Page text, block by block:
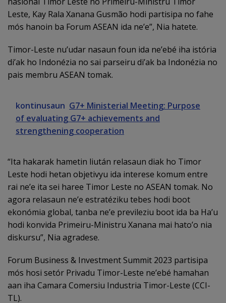
Leste, Kay Rala Xanana Gusmão hodi partisipa no fahe
mós hanoin ba Forum ASEAN ida ne’e”, Nia hatete.
Timor-Leste nu’udar nasaun foun ida ne’ebé iha istória
di’ak ho Indonézia no sai parseiru di’ak ba Indonézia no
pais membru ASEAN tomak.
kontinusaun G7+ Ministerial Meeting: Purpose
of evaluating G7+ achievements and
strengthening cooperation
“Ita hakarak hametin liután relasaun diak ho Timor
Leste hodi hetan objetivyu ida interese komum entre
rai ne’e ita sei haree Timor Leste no ASEAN tomak. No
agora relasaun ne’e estratéziku tebes hodi boot
ekonómia global, tanba ne’e previleziu boot ida ba Ha’u
hodi konvida Primeiru-Ministru Xanana mai hato’o nia
diskursu”, Nia agradese.
Forum Business & Investment Summit 2023 partisipa
mós hosi setór Privadu Timor-Leste ne’ebé hamahan
aan iha Camara Comersiu Industria Timor-Leste (CCI-
TL).